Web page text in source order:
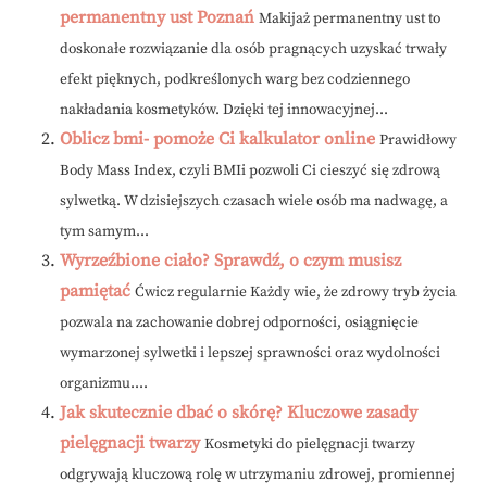
permanentny ust Poznań Makijaż permanentny ust to
doskonałe rozwiązanie dla osób pragnących uzyskać trwały
efekt pięknych, podkreślonych warg bez codziennego
nakładania kosmetyków. Dzięki tej innowacyjnej...
Oblicz bmi- pomoże Ci kalkulator online Prawidłowy
Body Mass Index, czyli BMIi pozwoli Ci cieszyć się zdrową
sylwetką. W dzisiejszych czasach wiele osób ma nadwagę, a
tym samym...
Wyrzeźbione ciało? Sprawdź, o czym musisz
pamiętać Ćwicz regularnie Każdy wie, że zdrowy tryb życia
pozwala na zachowanie dobrej odporności, osiągnięcie
wymarzonej sylwetki i lepszej sprawności oraz wydolności
organizmu....
Jak skutecznie dbać o skórę? Kluczowe zasady
pielęgnacji twarzy Kosmetyki do pielęgnacji twarzy
odgrywają kluczową rolę w utrzymaniu zdrowej, promiennej